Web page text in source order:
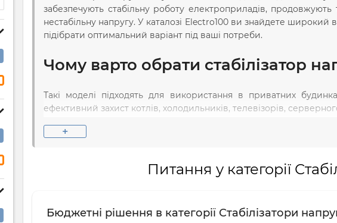
забезпечують стабільну роботу електроприладів,
нестабільну напругу. У каталозі Electro100 ви знайдете
підібрати оптимальний варіант під ваші потреби.
Чому варто обрати стабілізатор
Такі моделі підходять для використання в приватних
ефективний захист котлів, холодильників, телевізорів,
Переваги стабілізаторів від
Широкий асортимент моделей у наявності.
Консультації та допомога у виборі під потрібну потужність
+
Питання у категорії
Бюджетні рішення в категорії Стабілізатори